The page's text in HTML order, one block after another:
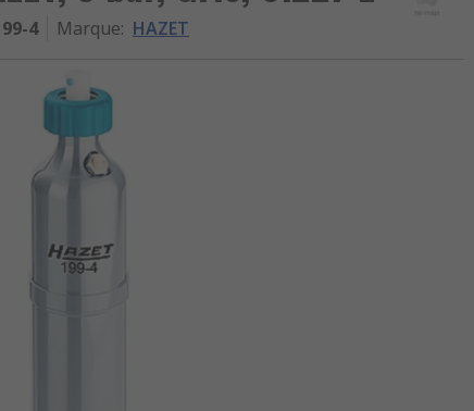
4 Marque: HAZET